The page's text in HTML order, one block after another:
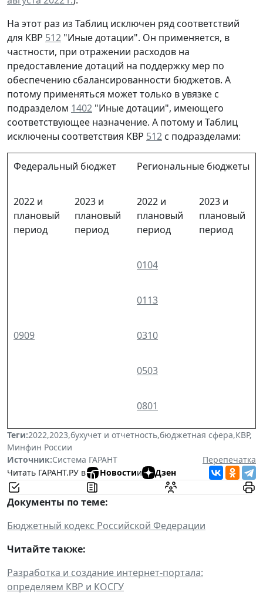
На этот раз из Таблиц исключен ряд соответствий
для КВР 512 "Иные дотации". Он применяется, в
частности, при отражении расходов на
предоставление дотаций на поддержку мер по
обеспечению сбалансированности бюджетов. А
потому применяться может только в увязке с
подразделом 1402 "Иные дотации", имеющего
соответствующее назначение. А потому и Таблиц
исключены соответствия КВР 512 с подразделами:
Федеральный бюджет Региональные бюджеты
2022 и
плановый
период
2023 и
плановый
период
2022 и
плановый
период
2023 и
плановый
период
0909
0104
0113
0310
0503
0801
Теги:2022,2023,бухучет и отчетность,бюджетная сфера,КВР,
Минфин России
Источник:Система ГАРАНТ
Перепечатка
Читать ГАРАНТ.РУ в
Новостии Дзен
Документы по теме:
Бюджетный кодекс Российской Федерации
Читайте также:
Разработка и создание интернет-портала:
определяем КВР и КОСГУ